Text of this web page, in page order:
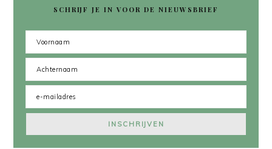
SCHRIJF JE IN VOOR DE NIEUWSBRIEF